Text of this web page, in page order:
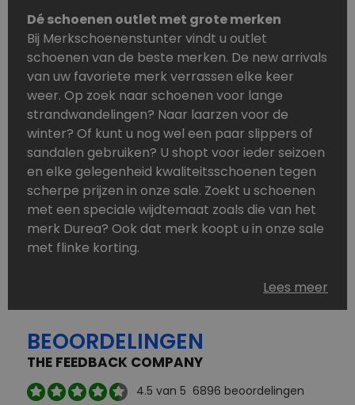
Dé schoenen outlet met grote merken
Bij Merkschoenenstunter vindt u outlet
schoenen van de beste merken. De new arrivals
van uw favoriete merk verrassen elke keer
weer. Op zoek naar schoenen voor lange
strandwandelingen? Naar laarzen voor de
winter? Of kunt u nog wel een paar slippers of
sandalen gebruiken? U shopt voor ieder seizoen
en elke gelegenheid kwaliteitsschoenen tegen
scherpe prijzen in onze sale. Zoekt u schoenen
met een speciale wijdtemaat zoals die van het
merk Durea? Ook dat merk koopt u in onze sale
met flinke korting.
Schoenen heeft u nooit genoeg. Goedkope
schoenen, maar dus wel van topmerken,
aanbod is zo compleet dat u altijd wel een
passend paar vindt.
Welke schoenmerken vindt u in onze online
Lees meer
BEOORDELINGEN
THE FEEDBACK COMPANY
4.5 van 5 6896 beoordelingen